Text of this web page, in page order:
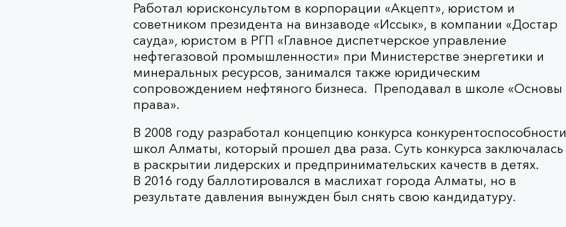
Работал юрисконсультом в корпорации «Акцепт», юристом и
советником президента на винзаводе «Иссык», в компании «Достар
сауда», юристом в РГП «Главное диспетчерское управление
нефтегазовой промышленности» при Министерстве энергетики и
минеральных ресурсов, занимался также юридическим
сопровождением нефтяного бизнеса. Преподавал в школе «Основы
права».
В 2008 году разработал концепцию конкурса конкурентоспособности
школ Алматы, который прошел два раза. Суть конкурса заключалась
в раскрытии лидерских и предпринимательских качеств в детях.
В 2016 году баллотировался в маслихат города Алматы, но в
результате давления вынужден был снять свою кандидатуру.